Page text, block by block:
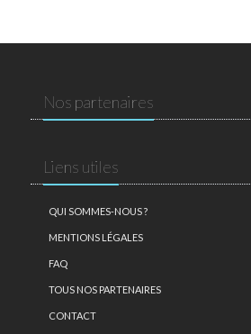
Nos partenaires
Liens utiles
QUI SOMMES-NOUS ?
MENTIONS LÉGALES
FAQ
TOUS NOS PARTENAIRES
CONTACT